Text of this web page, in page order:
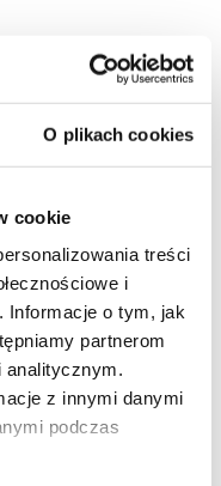
O plikach cookies
cookie
treści
i
Informacje o tym, jak
partnerom
analitycznym.
z innymi danymi
podczas
donicy
kłącza rosną
Podłoże dla kurkumy
o lekko
powinien być
go można np.
potłuczonej donicy
się ziemię
Plantacja
w kompostem